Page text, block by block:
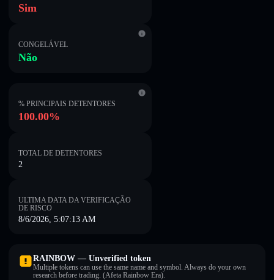
Sim
CONGELÁVEL
Não
% PRINCIPAIS DETENTORES
100.00%
TOTAL DE DETENTORES
2
ULTIMA DATA DA VERIFICAÇÃO
DE RISCO
8/6/2026, 5:07:13 AM
RAINBOW — Unverified token
Multiple tokens can use the same name and symbol. Always do your own
research before trading. (Afeta Rainbow Era).